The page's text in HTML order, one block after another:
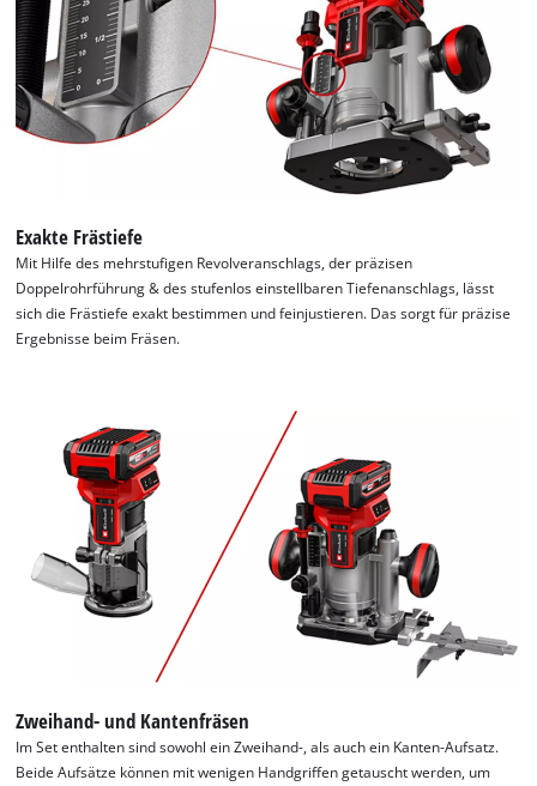
Exakte Frästiefe
Mit Hilfe des mehrstufigen Revolveranschlags, der präzisen
Doppelrohrführung & des stufenlos einstellbaren Tiefenanschlags, lässt
sich die Frästiefe exakt bestimmen und feinjustieren. Das sorgt für präzise
Ergebnisse beim Fräsen.
Zweihand- und Kantenfräsen
Im Set enthalten sind sowohl ein Zweihand-, als auch ein Kanten-Aufsatz.
Beide Aufsätze können mit wenigen Handgriffen getauscht werden, um